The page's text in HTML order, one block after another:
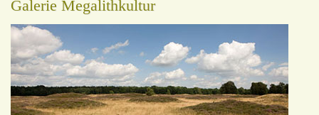
Galerie Megalithkultur